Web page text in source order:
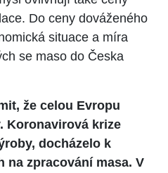
Do ceny dováženého
situace a míra
se maso do Česka
že celou Evropu
Koronavirová krize
docházelo k
na zpracování masa. V